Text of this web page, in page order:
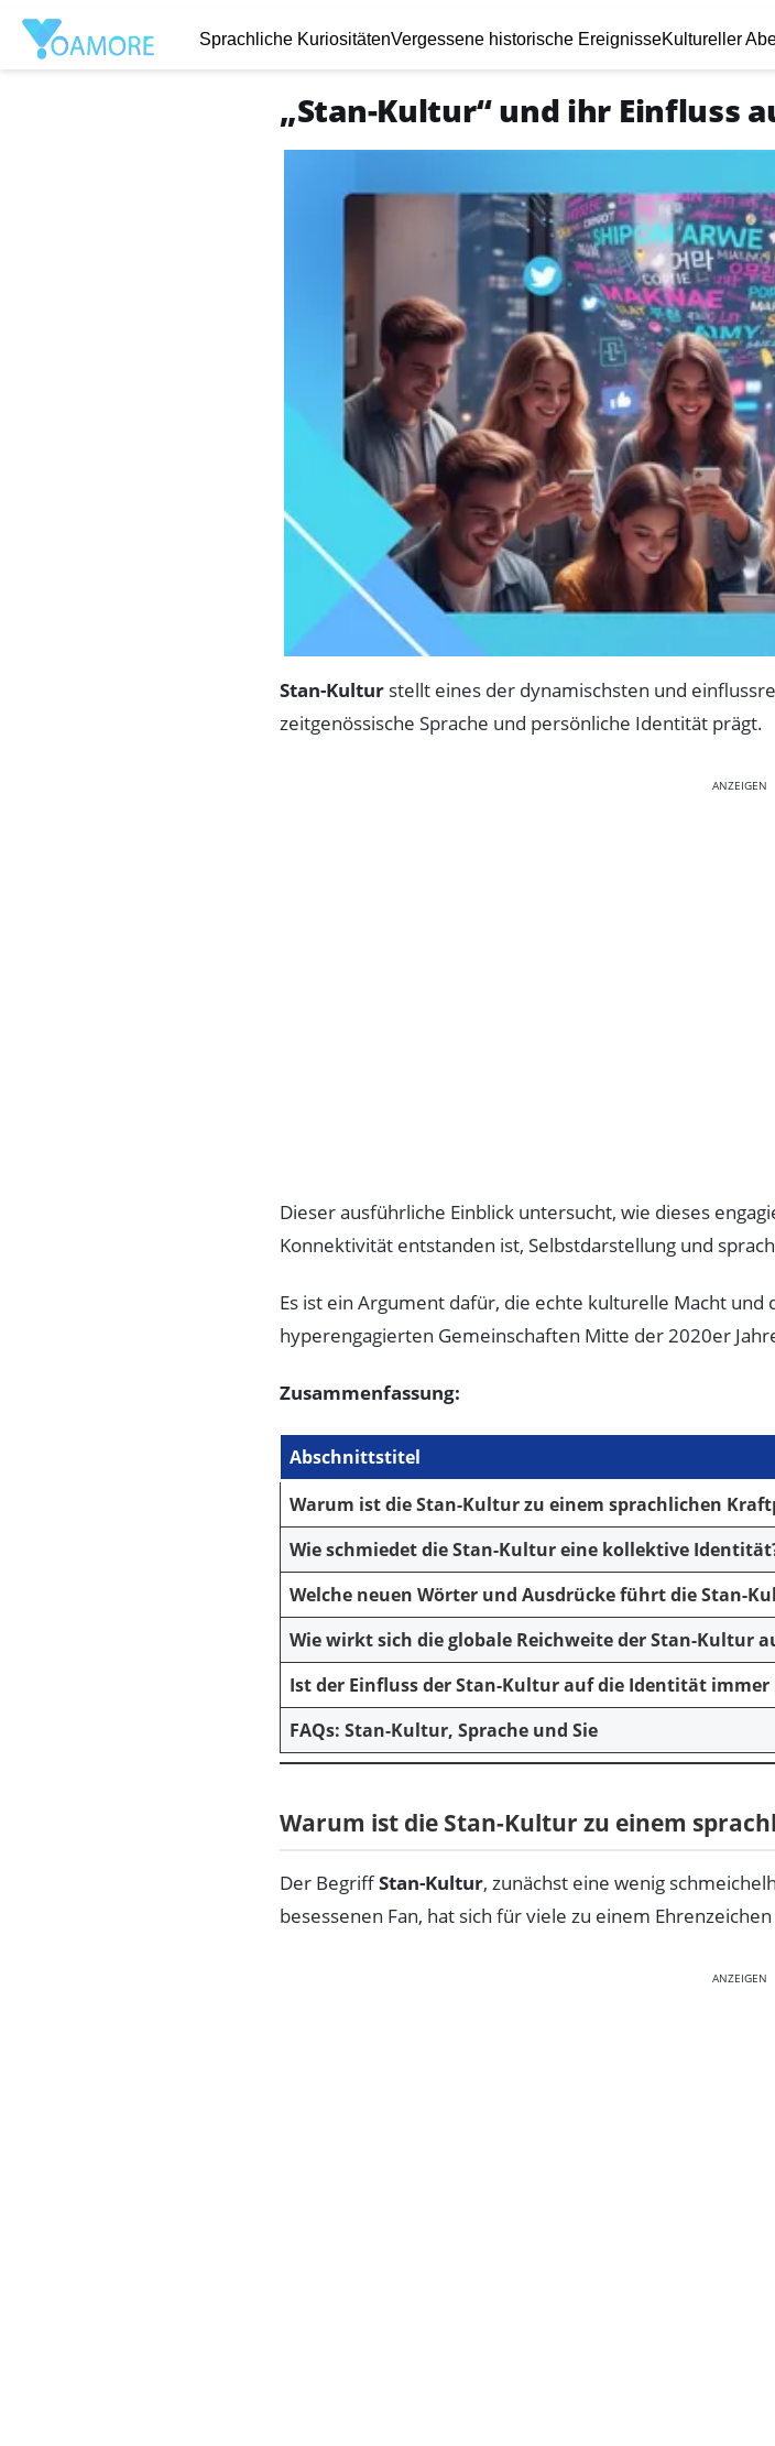
Sprachliche KuriositätenVergessene historische EreignisseKultureller
„Stan-Kultur“ und ihr Einfluss
Stan-Kultur stellt eines der dynamischsten und
zeitgenössische Sprache und persönliche Identität prägt.
ANZEIGEN
Dieser ausführliche Einblick untersucht, wie dieses
Konnektivität entstanden ist, Selbstdarstellung und
Es ist ein Argument dafür, die echte kulturelle Macht
hyperengagierten Gemeinschaften Mitte der 2020er
Zusammenfassung:
Abschnittstitel
Warum ist die Stan-Kultur zu einem sprachlichen
Wie schmiedet die Stan-Kultur eine kollektive
Welche neuen Wörter und Ausdrücke führt die Stan-
Wie wirkt sich die globale Reichweite der Stan-Kultur
Ist der Einfluss der Stan-Kultur auf die Identität immer
FAQs: Stan-Kultur, Sprache und Sie
Warum ist die Stan-Kultur zu einem
Der BegriffStan-Kultur, zunächst eine wenig
besessenen Fan, hat sich für viele zu einem
ANZEIGEN